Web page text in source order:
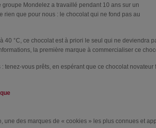
groupe Mondelez a travaillé pendant 10 ans sur un
rien que pour nous : le chocolat qui ne fond pas au
40 °C, ce chocolat est à priori le seul qui ne deviendra
la première marque à commercialiser ce
tenez-vous prêts, en espérant que ce chocolat
une des marques de « cookies » les plus connues et